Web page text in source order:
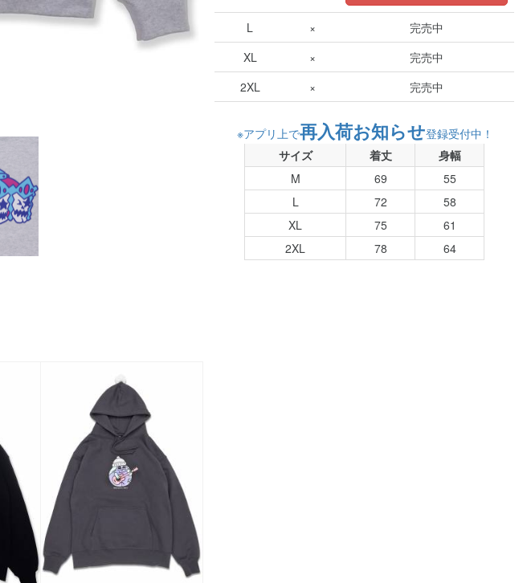
L ×
完売中
XL
×
完売中
2XL
× 完売中
※アプリ上で再入荷お知らせ登録受付中！
サイズ
着丈
身幅
M
69
55
L
72
58
XL
75
61
2XL
78 64